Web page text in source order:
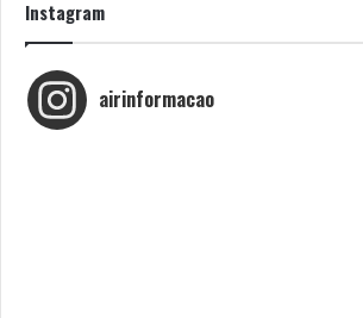
Instagram
airinformacao